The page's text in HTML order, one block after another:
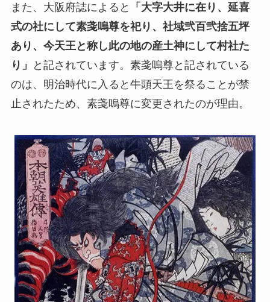
また、大阪府誌によると
「大字大井に在り、延喜
式の社にして素戔嗚尊を祀り、社域弐百弐捨五坪
あり、今天王と称し此の地の産土神にして村社た
り」
と記されています。素戔嗚尊と記されている
のは、明治時代に入ると牛頭天王を祭ることが禁
止されたため、素戔嗚尊に変更されたのが理由。